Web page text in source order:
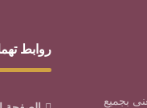
بجميع
روابط